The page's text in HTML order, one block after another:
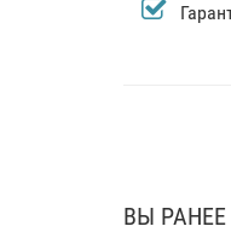
ВЫ